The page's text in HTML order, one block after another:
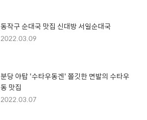
동작구 순대국 맛집 신대방 서일순대국
2022.03.09
분당 야탑 '수타우동겐' 쫄깃한 면발의 수타우
동 맛집
2022.03.07